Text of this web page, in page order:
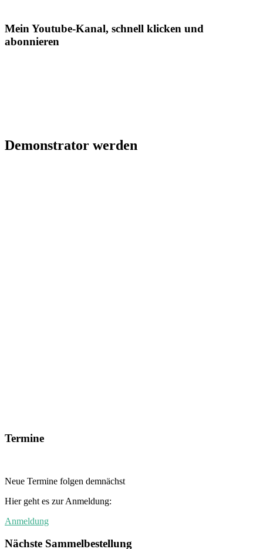
Mein Youtube-Kanal, schnell klicken und
abonnieren
Demonstrator werden
Termine
Neue Termine folgen demnächst
Hier geht es zur Anmeldung:
Anmeldung
Nächste Sammelbestellung